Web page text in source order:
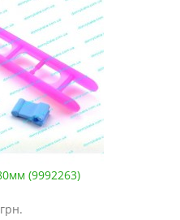
(9992263)